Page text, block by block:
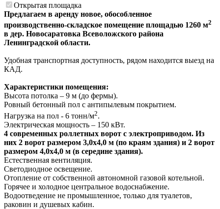
Открытая площадка
Предлагаем в аренду новое, обособленное
производственно-складское помещение площадью 1260 м2
в дер. Новосаратовка Всеволожского района
Ленинградской области.
Удобная транспортная доступность, рядом находится выезд на
КАД.
Характеристики помещения:
Высота потолка – 9 м (до фермы).
Ровный бетонный пол с антипылевым покрытием.
Нагрузка на пол - 6 тонн/м2.
Электрическая мощность – 150 кВт.
4 современных роллетных ворот с электроприводом. Из
них 2 ворот размером 3,0х4,0 м (по краям здания) и 2 ворот
размером 4,0х4,0 м (в середине здания).
Естественная вентиляция.
Светодиодное освещение.
Отопление от собственной автономной газовой котельной.
Горячее и холодное центральное водоснабжение.
Водоотведение не промышленное, только для туалетов,
раковин и душевых кабин.